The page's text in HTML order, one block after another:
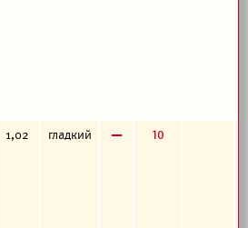
1,02 гладкий в 10